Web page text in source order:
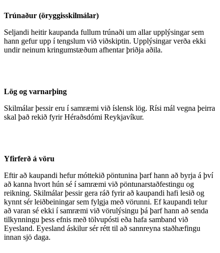
Trúnaður (öryggisskilmálar)
Seljandi heitir kaupanda fullum trúnaði um allar upplýsingar sem
hann gefur upp í tengslum við viðskiptin. Upplýsingar verða ekki
undir neinum kringumstæðum afhentar þriðja aðila.
Lög og varnarþing
Skilmálar þessir eru í samræmi við íslensk lög. Rísi mál vegna þeirra
skal það rekið fyrir Héraðsdómi Reykjavíkur.
Yfirferð á vöru
Eftir að kaupandi hefur móttekið pöntunina þarf hann að byrja á því
að kanna hvort hún sé í samræmi við pöntunarstaðfestingu og
reikning. Skilmálar þessir gera ráð fyrir að kaupandi hafi lesið og
kynnt sér leiðbeiningar sem fylgja með vörunni. Ef kaupandi telur
að varan sé ekki í samræmi við vörulýsingu þá þarf hann að senda
tilkynningu þess efnis með tölvupósti eða hafa samband við
Eyesland. Eyesland áskilur sér rétt til að sannreyna staðhæfingu
innan sjö daga.